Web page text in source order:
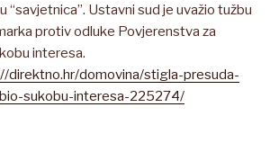
“savjetnica”. Ustavni sud je uvažio tužbu
protiv odluke Povjerenstva za
interesa.
direktno.hr/domovina/stigla-presuda-
sukobu-interesa-225274/